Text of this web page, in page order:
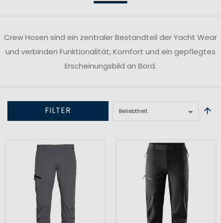
Crew Hosen sind ein zentraler Bestandteil der Yacht Wear
und verbinden Funktionalität, Komfort und ein gepflegtes
Erscheinungsbild an Bord.
FILTER